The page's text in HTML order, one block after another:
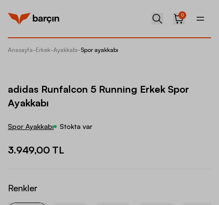
0
Anasayfa-Erkek-Ayakkabı-Spor ayakkabı
adidas Runfalcon 5 Running Erkek Spor
Ayakkabı
Spor Ayakkabı Stokta var
3.949,00 TL
Renkler